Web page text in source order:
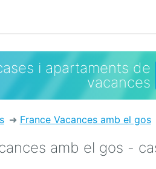
i apartaments de
vacances
France Vacances amb el gos
amb el gos -